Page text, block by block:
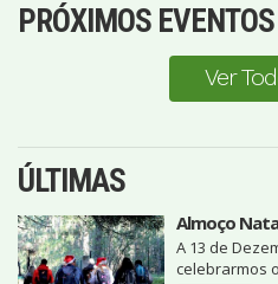
PRÓXIMOS EVENTOS
Ver
ÚLTIMAS
Almoço
A 13 de
celebrarmos